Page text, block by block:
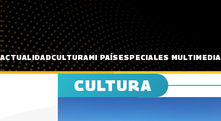
Pasar al contenido principal
ACTUALIDADCULTURAMI PAÍSESPECIALES MULTIMEDIA
CULTURA